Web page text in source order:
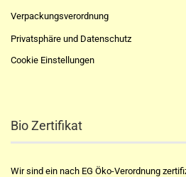
Verpackungsverordnung
Privatsphäre und Datenschutz
Cookie Einstellungen
Bio Zertifikat
Wir sind ein nach EG Öko-Verordnung